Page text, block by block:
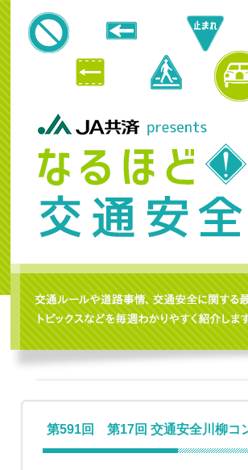
第591回 第17回 交通安全川柳コ